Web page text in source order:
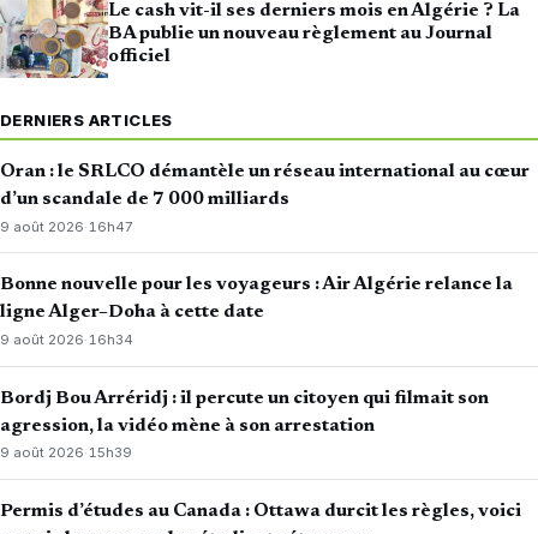
Le cash vit-il ses derniers mois en Algérie ? La
BA publie un nouveau règlement au Journal
officiel
DERNIERS ARTICLES
Oran : le SRLCO démantèle un réseau international au cœur
d’un scandale de 7 000 milliards
9 août 2026· 16h47
Bonne nouvelle pour les voyageurs : Air Algérie relance la
ligne Alger–Doha à cette date
9 août 2026·16h34
Bordj Bou Arréridj : il percute un citoyen qui filmait son
agression, la vidéo mène à son arrestation
9 août 2026·15h39
Permis d’études au Canada : Ottawa durcit les règles, voici